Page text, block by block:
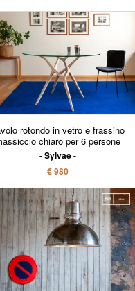
rotondo in vetro e frassino
chiaro per 6 persone
Sylvae
€ 980